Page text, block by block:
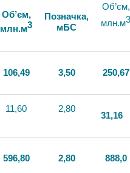
Об’єм,
млн.м3
Позначка,
мБС
Об’єм,
млн.м
106,49 3,50 250,67
11,60 2,80
31,16
596,80 2,80 888,0